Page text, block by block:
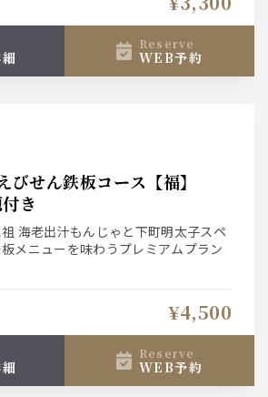
細
reserve
WEB予約
びせん鉄板コース【福】
き
海老出汁もんじゃと下町明太子スペ
メニューを味わうプレミアムプラン
¥4,500
細
reserve
WEB予約